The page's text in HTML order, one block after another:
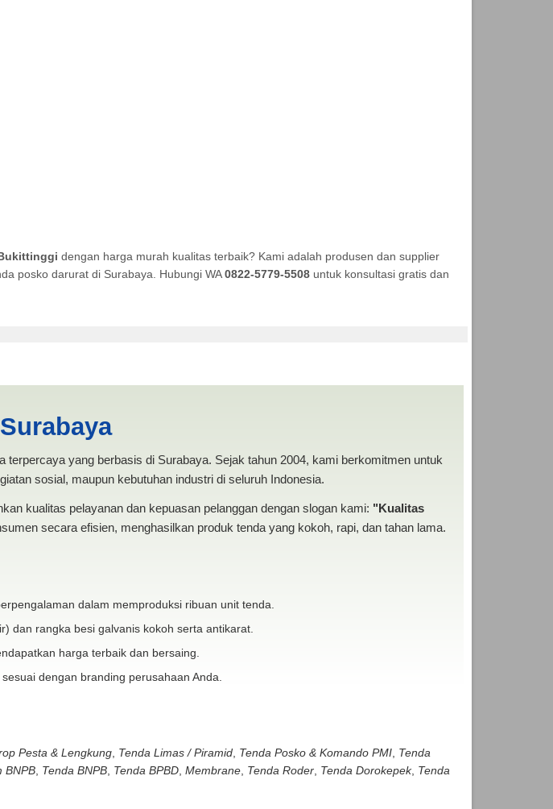
dengan harga murah kualitas terbaik? Kami adalah produsen dan supplier
posko darurat di Surabaya. Hubungi WA0822-5779-5508untuk konsultasi gratis dan
terpercaya yang berbasis di Surabaya. Sejak tahun 2004, kami berkomitmen untuk
sosial, maupun kebutuhan industri di seluruh Indonesia.
kualitas pelayanan dan kepuasan pelanggan dengan slogan kami: "Kualitas
secara efisien, menghasilkan produk tenda yang kokoh, rapi, dan tahan lama.
dalam memproduksi ribuan unit tenda.
dan rangka besi galvanis kokoh serta antikarat.
harga terbaik dan bersaing.
dengan branding perusahaan Anda.
Pesta & Lengkung, Tenda Limas / Piramid, Tenda Posko & Komando PMI, Tenda
BNPB, Tenda BNPB, Tenda BPBD, Membrane, Tenda Roder, Tenda Dorokepek, Tenda